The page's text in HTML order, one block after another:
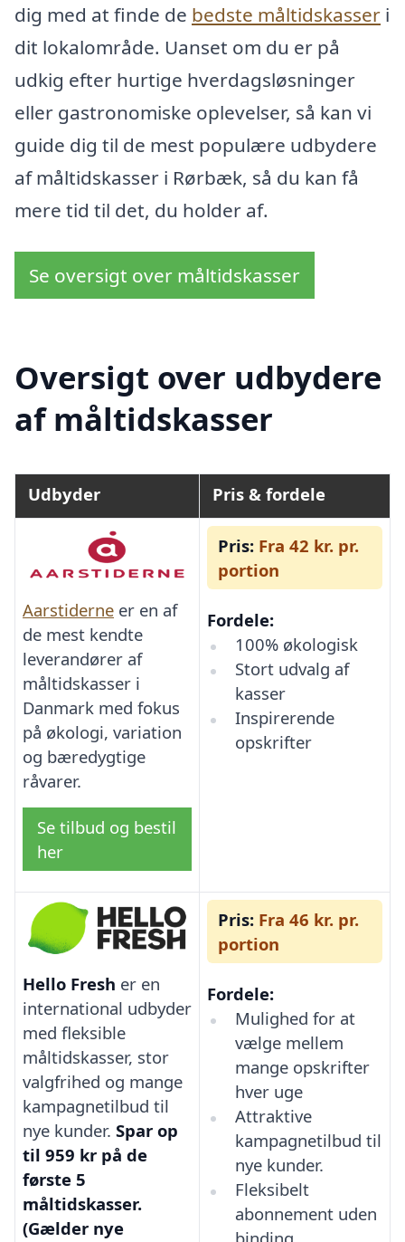
dig med at finde de bedste måltidskasser i
dit lokalområde. Uanset om du er på
udkig efter hurtige hverdagsløsninger
eller gastronomiske oplevelser, så kan vi
guide dig til de mest populære udbydere
af måltidskasser i Rørbæk, så du kan få
mere tid til det, du holder af.
Se oversigt over måltidskasser
Oversigt over udbydere
af måltidskasser
Udbyder Pris & fordele
Aarstiderne er en af
de mest kendte
leverandører af
måltidskasser i
Danmark med fokus
på økologi, variation
og bæredygtige
råvarer.
Se tilbud og bestil
her
Pris: Fra 42 kr. pr.
portion
Fordele:
100% økologisk
Stort udvalg af
kasser
Inspirerende
opskrifter
Hello Fresh er en
international udbyder
med fleksible
måltidskasser, stor
valgfrihed og mange
kampagnetilbud til
nye kunder. Spar op
til 959 kr på de
første 5
måltidskasser.
(Gælder nye
Pris: Fra 46 kr. pr.
portion
Fordele:
Mulighed for at
vælge mellem
mange opskrifter
hver uge
Attraktive
kampagnetilbud til
nye kunder.
Fleksibelt
abonnement uden